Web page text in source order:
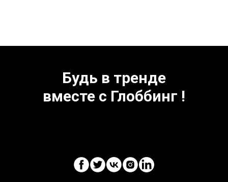
Будь в тренде
вместе с Глоббинг !